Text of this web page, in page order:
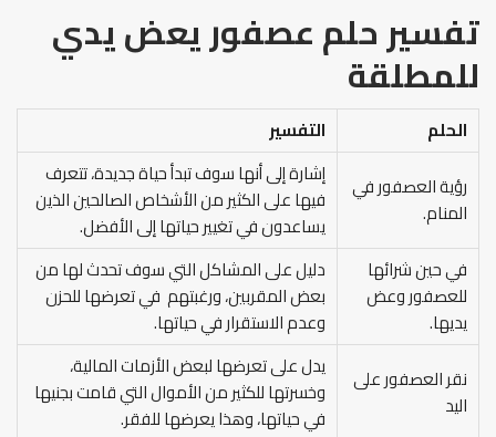
تفسير حلم عصفور يعض يدي
للمطلقة
الحلم
التفسير
رؤية العصفور في
المنام.
إشارة إلى أنها سوف تبدأ حياة جديدة، تتعرف
فيها على الكثير من الأشخاص الصالحين الذين
يساعدون في تغيير حياتها إلى الأفضل.
في حين شرائها
للعصفور وعض
يديها.
دليل على المشاكل التي سوف تحدث لها من
بعض المقربين، ورغبتهم في تعرضها للحزن
وعدم الاستقرار في حياتها.
نقر العصفور على
اليد
يدل على تعرضها لبعض الأزمات المالية،
وخسرتها للكثير من الأموال التي قامت بجنيها
في حياتها، وهذا يعرضها للفقر.